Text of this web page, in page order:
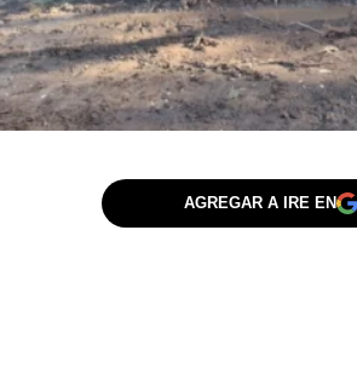
AGREGAR A IRE EN